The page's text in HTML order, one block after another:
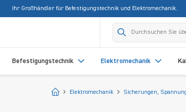
Zur Hauptnavigation springen
Ihr Großhändler für Befestigungstechnik und Elektromechanik.
Befestigungstechnik Elektromechanik
Startseite
Elektromechanik Sicherungen,